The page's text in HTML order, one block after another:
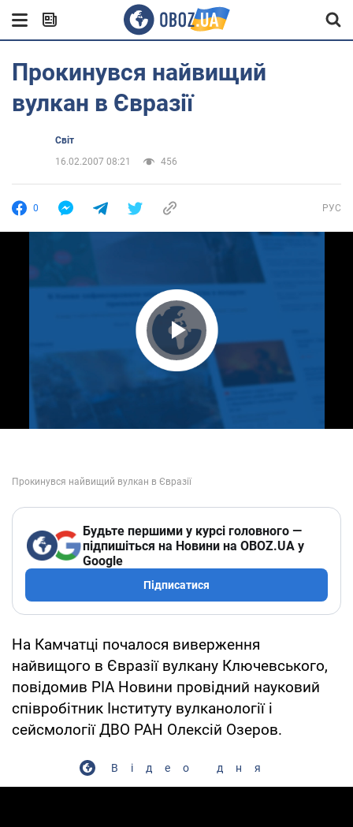
Прокинувся найвищий
вулкан в Євразії
Світ
16.02.2007 08:21
456
0 РУС
Play Video
Будьте першими у курсі головного —
підпишіться на Новини на OBOZ.UA у
Google
Підписатися
На Камчатці почалося виверження
найвищого в Євразії вулкану Ключевського,
повідомив РІА Новини провідний науковий
співробітник Інституту вулканології і
сейсмології ДВО РАН Олексій Озеров.
Відео дня